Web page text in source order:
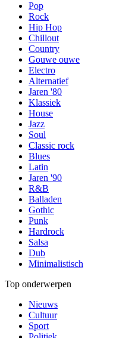
Pop
Rock
Hip Hop
Chillout
Country
Gouwe ouwe
Electro
Alternatief
Jaren '80
Klassiek
House
Jazz
Soul
Classic rock
Blues
Latin
Jaren '90
R&B
Balladen
Gothic
Punk
Hardrock
Salsa
Dub
Minimalistisch
Top onderwerpen
Nieuws
Cultuur
Sport